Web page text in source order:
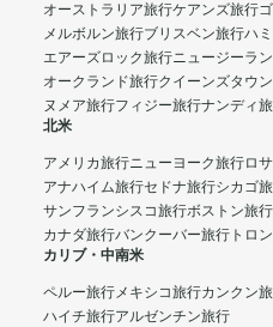
オーストラリア旅行ケアンズ旅行
メルボルン旅行ブリスベン旅行ハ
エアーズロック旅行ニュージーラ
オークランド旅行クイーンズタウ
ヌメア旅行フィジー旅行ナンディ
北米
アメリカ旅行ニューヨーク旅行ロ
アナハイム旅行セドナ旅行シカゴ
サンフランシスコ旅行ボストン旅行
カナダ旅行バンクーバー旅行 トロ
カリブ・中南米
ペルー旅行メキシコ旅行カンクン
ハイチ旅行アルゼンチン旅行